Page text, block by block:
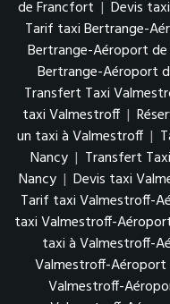
de Francfort | Devis
Tarif taxi Bertrange-
Bertrange-Aéroport
Bertrange-Aéroport
Transfert Taxi
taxi Valmestroff |
un taxi à Valmestroff |
Nancy | Transfert
Nancy | Devis taxi
Tarif taxi Valmestroff-
taxi Valmestroff-
taxi à Valmestroff-
Valmestroff-Aéroport
Valmestroff-